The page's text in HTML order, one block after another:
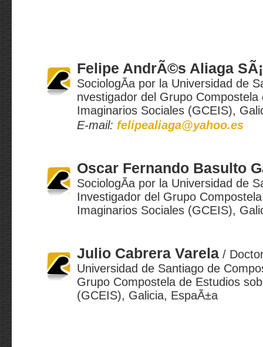
Felipe AndrÃ©s Aliaga
SociologÃ­a por la Universidad de
nvestigador del Grupo
Imaginarios Sociales (GCEIS),
E-mail: felipealiaga@yahoo.es
Oscar Fernando Basulto
SociologÃ­a por la Universidad de
Investigador del Grupo
Imaginarios Sociales (GCEIS),
Julio Cabrera Varela /
Universidad de Santiago de
Grupo Compostela de Estudios
(GCEIS), Galicia, EspaÃ±a